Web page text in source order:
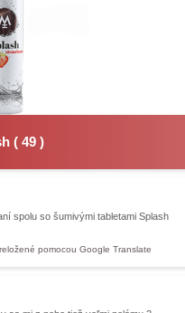
( 49)
spolu so šumivými tabletami Splash
pomocou Google Translate